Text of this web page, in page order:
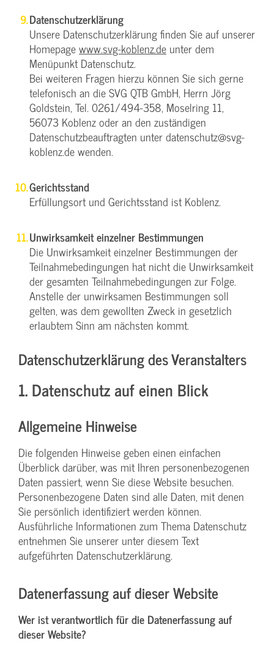
Datenschutzerklärung
Unsere Datenschutzerklärung finden Sie auf unserer
Homepagewww.svg-koblenz.de unter dem
Menüpunkt Datenschutz.
Bei weiteren Fragen hierzu können Sie sich gerne
telefonisch an die SVG QTB GmbH, Herrn Jörg
Goldstein, Tel. 0261/494-358, Moselring 11,
56073 Koblenz oder an den zuständigen
Datenschutzbeauftragten unter datenschutz@svg-
koblenz.de wenden.
Gerichtsstand
Erfüllungsort und Gerichtsstand ist Koblenz.
Unwirksamkeit einzelner Bestimmungen
Die Unwirksamkeit einzelner Bestimmungen der
Teilnahmebedingungen hat nicht die Unwirksamkeit
der gesamten Teilnahmebedingungen zur Folge.
Anstelle der unwirksamen Bestimmungen soll
gelten, was dem gewollten Zweck in gesetzlich
erlaubtem Sinn am nächsten kommt.
Datenschutzerklärung des Veranstalters
1. Datenschutz auf einen Blick
Allgemeine Hinweise
Die folgenden Hinweise geben einen einfachen
Überblick darüber, was mit Ihren personenbezogenen
Daten passiert, wenn Sie diese Website besuchen.
Personenbezogene Daten sind alle Daten, mit denen
Sie persönlich identifiziert werden können.
Ausführliche Informationen zum Thema Datenschutz
entnehmen Sie unserer unter diesem Text
aufgeführten Datenschutzerklärung.
Datenerfassung auf dieser Website
Wer ist verantwortlich für die Datenerfassung auf
dieser Website?